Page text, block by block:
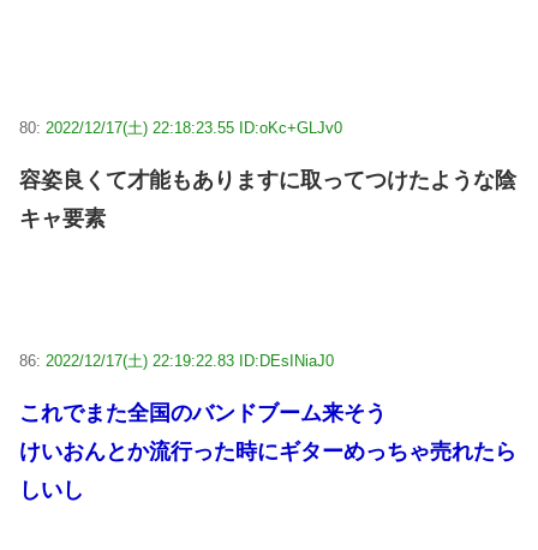
80: 2022/12/17(土) 22:18:23.55 ID:oKc+GLJv0
容姿良くて才能もありますに取ってつけたような陰
キャ要素
86: 2022/12/17(土) 22:19:22.83 ID:DEsINiaJ0
これでまた全国のバンドブーム来そう
けいおんとか流行った時にギターめっちゃ売れたら
しいし